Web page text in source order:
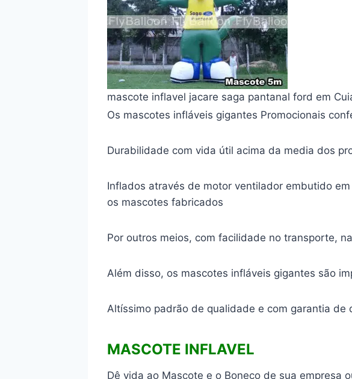
mascote inflavel jacare saga pantanal ford em
Os mascotes infláveis gigantes Promocionais
Durabilidade com vida útil acima da media dos
Inflados através de motor ventilador embutido
os mascotes fabricados
Por outros meios, com facilidade no transporte,
Além disso, os mascotes infláveis gigantes são
Altíssimo padrão de qualidade e com garantia de
MASCOTE INFLAVEL
Dê vida ao Mascote e o Boneco de sua empresa